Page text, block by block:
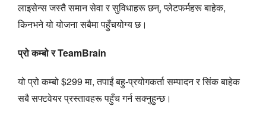
लाइसेन्स जस्तै समान सेवा र सुविधाहरू छन्, प्लेटफर्महरू बाहेक,
किनभने यो योजना सबैमा पहुँचयोग्य छ।
प्रो कम्बो र TeamBrain
यो प्रो कम्बो $299 मा, तपाईं बहु-प्रयोगकर्ता सम्पादन र सिंक बाहेक
सबै सफ्टवेयर प्रस्तावहरू पहुँच गर्न सक्नुहुन्छ।